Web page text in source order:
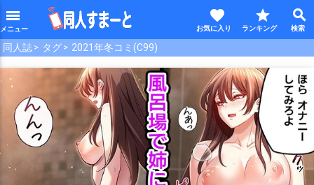
menu search
star
favorite
同人誌 タグ 2021年冬コミ(C99)